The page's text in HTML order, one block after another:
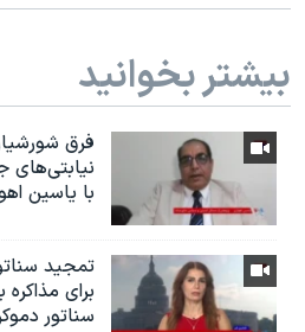
بیشتر بخوانید
فرق
نیابتی‌های
با یاسین
تمجید
برای
سناتور